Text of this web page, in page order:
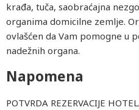
krađa, tuča, saobraćajna
organima domicilne zemlje.
ovlašćen da Vam pomogne u
nadežnih organa.
Napomena
POTVRDA REZERVACIJE